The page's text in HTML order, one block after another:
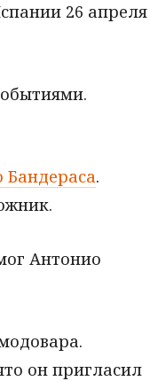
26 апреля
Бандераса.
Антонио
он пригласил